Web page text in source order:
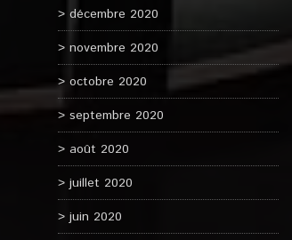
décembre 2020
novembre 2020
octobre 2020
septembre 2020
août 2020
juillet 2020
juin 2020